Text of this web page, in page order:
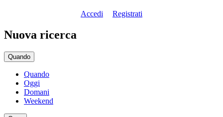
Accedi Registrati
Nuova ricerca
Quando
Quando
Oggi
Domani
Weekend